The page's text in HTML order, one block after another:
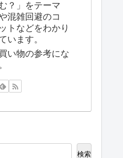
？」をテーマ
混雑回避のコ
トなどをわかり
います。
い物の参考にな
検索